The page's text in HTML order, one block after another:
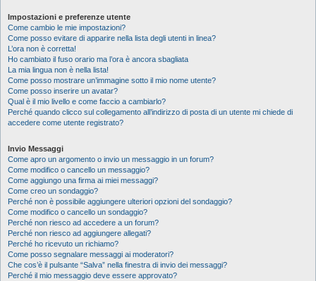
Impostazioni e preferenze utente
Come cambio le mie impostazioni?
Come posso evitare di apparire nella lista degli utenti in linea?
L’ora non è corretta!
Ho cambiato il fuso orario ma l’ora è ancora sbagliata
La mia lingua non è nella lista!
Come posso mostrare un’immagine sotto il mio nome utente?
Come posso inserire un avatar?
Qual è il mio livello e come faccio a cambiarlo?
Perché quando clicco sul collegamento all’indirizzo di posta di un utente mi chiede di
accedere come utente registrato?
Invio Messaggi
Come apro un argomento o invio un messaggio in un forum?
Come modifico o cancello un messaggio?
Come aggiungo una firma ai miei messaggi?
Come creo un sondaggio?
Perché non è possibile aggiungere ulteriori opzioni del sondaggio?
Come modifico o cancello un sondaggio?
Perché non riesco ad accedere a un forum?
Perché non riesco ad aggiungere allegati?
Perché ho ricevuto un richiamo?
Come posso segnalare messaggi ai moderatori?
Che cos’è il pulsante “Salva” nella finestra di invio dei messaggi?
Perché il mio messaggio deve essere approvato?